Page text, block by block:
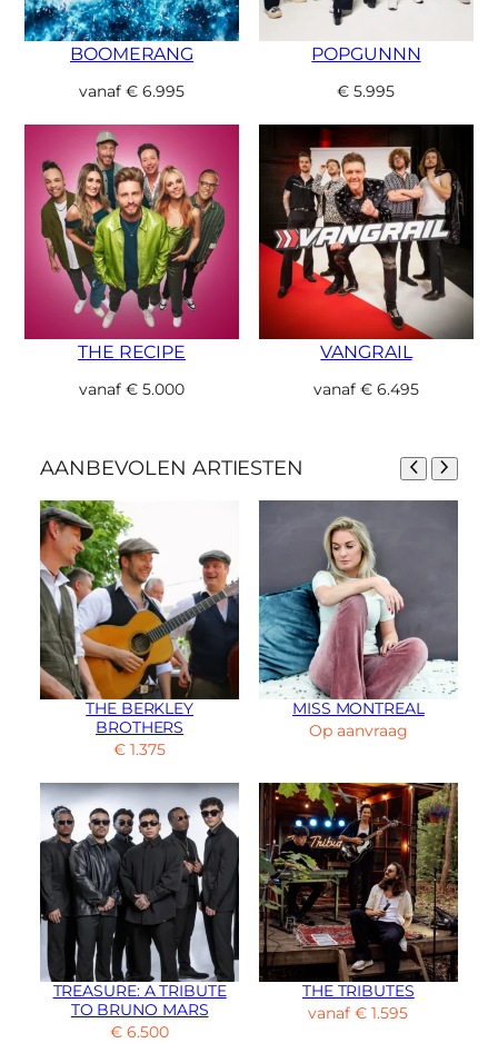
BOOMERANG
vanaf€ 6.995
POPGUNNN
€ 5.995
THE RECIPE
vanaf€ 5.000
VANGRAIL
vanaf €6.495
AANBEVOLEN ARTIESTEN
THE BERKLEY
BROTHERS
€ 1.375
MISS MONTREAL
Op aanvraag
TREASURE: A TRIBUTE
TO BRUNO MARS
€ 6.500
THE TRIBUTES
vanaf€ 1.595